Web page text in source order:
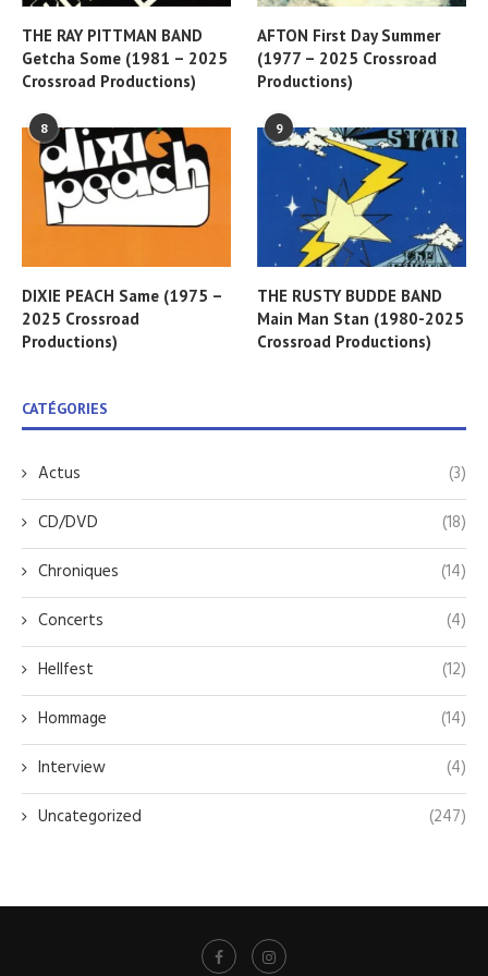
THE RAY PITTMAN BAND
Getcha Some (1981 – 2025
Crossroad Productions)
AFTON First Day Summer
(1977 – 2025 Crossroad
Productions)
8
DIXIE PEACH Same (1975 –
2025 Crossroad
Productions)
9
THE RUSTY BUDDE BAND
Main Man Stan (1980-2025
Crossroad Productions)
CATÉGORIES
Actus
(3)
CD/DVD
(18)
Chroniques
(14)
Concerts
(4)
Hellfest
(12)
Hommage
(14)
Interview
(4)
Uncategorized
(247)